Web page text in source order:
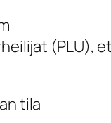
(PLU),
tila